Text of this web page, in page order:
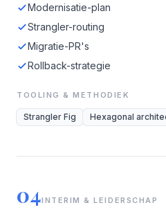
Modernisatie-plan
Strangler-routing
Migratie-PR's
Rollback-strategie
TOOLING & METHODIEK
Strangler Fig Hexagonal
04INTERIM & LEIDERSCHAP